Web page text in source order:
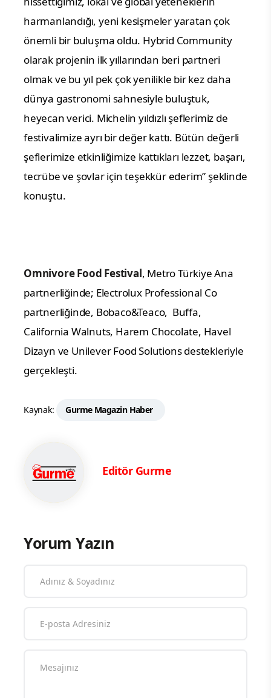
harmanlandığı, yeni kesişmeler yaratan çok
önemli bir buluşma oldu. Hybrid Community
olarak projenin ilk yıllarından beri partneri
olmak ve bu yıl pek çok yenilikle bir kez daha
dünya gastronomi sahnesiyle buluştuk,
heyecan verici. Michelin yıldızlı şeflerimiz de
festivalimize ayrı bir değer kattı. Bütün değerli
şeflerimize etkinliğimize kattıkları lezzet, başarı,
tecrübe ve şovlar için teşekkür ederim” şeklinde
konuştu.
Omnivore Food Festival, Metro Türkiye Ana
partnerliğinde; Electrolux Professional Co
partnerliğinde, Bobaco&Teaco, Buffa,
California Walnuts, Harem Chocolate, Havel
Dizayn ve Unilever Food Solutions destekleriyle
gerçekleşti.
Kaynak: Gurme Magazin Haber
Editör Gurme
Yorum Yazın